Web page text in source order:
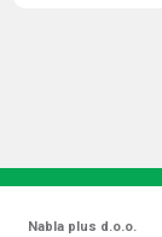
Nabla plus d.o.o.